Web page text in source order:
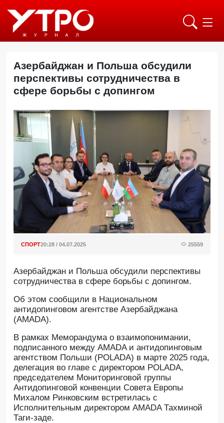
Азербайджан и Польша обсудили
перспективы сотрудничества в
сфере борьбы с допингом
СПОРТ20:28 / 04.07.2025 25559
Азербайджан и Польша обсудили перспективы
сотрудничества в сфере борьбы с допингом.
Об этом сообщили в Национальном
антидопинговом агентстве Азербайджана
(AMADA).
В рамках Меморандума о взаимопонимании,
подписанного между AMADA и антидопинговым
агентством Польши (POLADA) в марте 2025 года,
делегация во главе с директором POLADA,
председателем Мониторинговой группы
Антидопинговой конвенции Совета Европы
Михалом Ринковским встретилась с
Исполнительным директором AMADA Тахминой
Таги-заде.